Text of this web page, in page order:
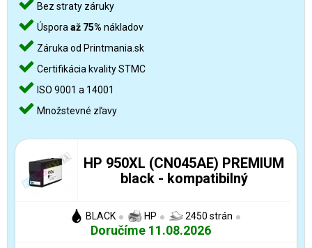
Bez straty záruky
Úspora až 75% nákladov
Záruka od Printmania.sk
Certifikácia kvality STMC
ISO 9001 a 14001
Množstevné zľavy
HP 950XL (CN045AE) PREMIUM
black - kompatibilný
BLACK HP 2450 strán
Doručíme 11.08.2026